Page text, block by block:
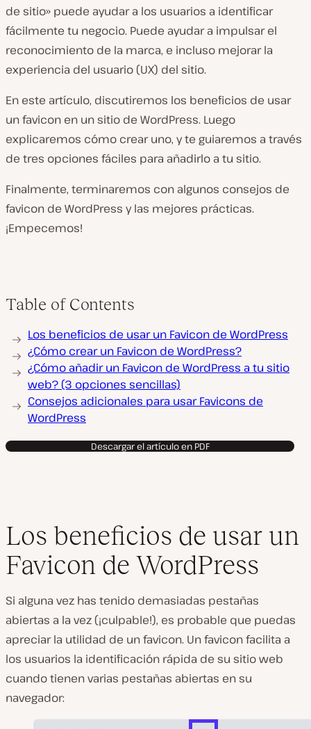
de sitio» puede ayudar a los usuarios a identificar
fácilmente tu negocio. Puede ayudar a impulsar el
reconocimiento de la marca, e incluso mejorar la
experiencia del usuario (UX) del sitio.
En este artículo, discutiremos los beneficios de usar
un favicon en un sitio de WordPress. Luego
explicaremos cómo crear uno, y te guiaremos a través
de tres opciones fáciles para añadirlo a tu sitio.
Finalmente, terminaremos con algunos consejos de
favicon de WordPress y las mejores prácticas.
¡Empecemos!
Table of Contents
Los beneficios de usar un Favicon de WordPress
¿Cómo crear un Favicon de WordPress?
¿Cómo añadir un Favicon de WordPress a tu sitio
web? (3 opciones sencillas)
Consejos adicionales para usar Favicons de
WordPress
Descargar el artículo en PDF
Los beneficios de usar un
Favicon de WordPress
Si alguna vez has tenido demasiadas pestañas
abiertas a la vez (¡culpable!), es probable que puedas
apreciar la utilidad de un favicon. Un favicon facilita a
los usuarios la identificación rápida de su sitio web
cuando tienen varias pestañas abiertas en su
navegador: